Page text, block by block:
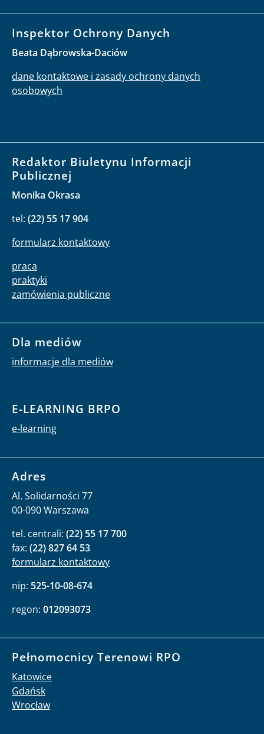
Inspektor Ochrony Danych
Beata Dąbrowska-Daciów
dane kontaktowe i zasady ochrony danych
osobowych
Redaktor Biuletynu Informacji
Publicznej
Monika Okrasa
tel: (22) 55 17 904
formularz kontaktowy
praca
praktyki
zamówienia publiczne
Dla mediów
informacje dla mediów
E-LEARNING BRPO
e-learning
Adres
Al. Solidarności 77
00-090 Warszawa
tel. centrali: (22) 55 17 700
fax: (22) 827 64 53
formularz kontaktowy
nip: 525-10-08-674
regon: 012093073
Pełnomocnicy Terenowi RPO
Katowice
Gdańsk
Wrocław